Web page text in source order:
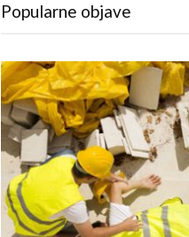
Popularne objave